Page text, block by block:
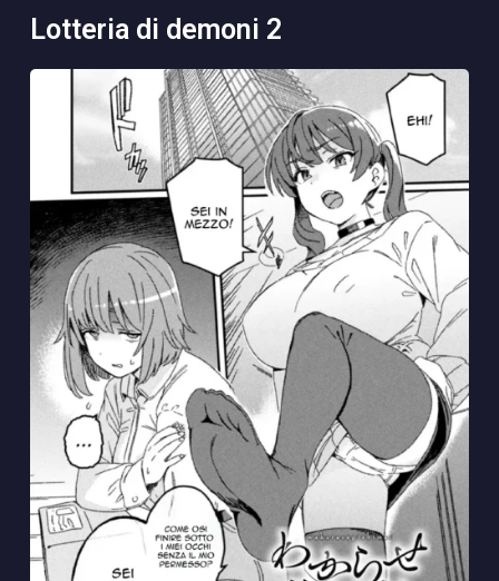
lotteria di demoni 2